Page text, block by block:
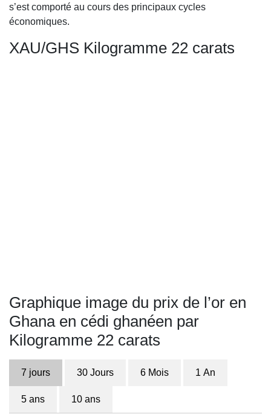
s’est comporté au cours des principaux cycles
économiques.
XAU/GHS Kilogramme 22 carats
Graphique image du prix de l’or en
Ghana en cédi ghanéen par
Kilogramme 22 carats
7 jours 30 Jours 6 Mois 1 An
5 ans 10 ans